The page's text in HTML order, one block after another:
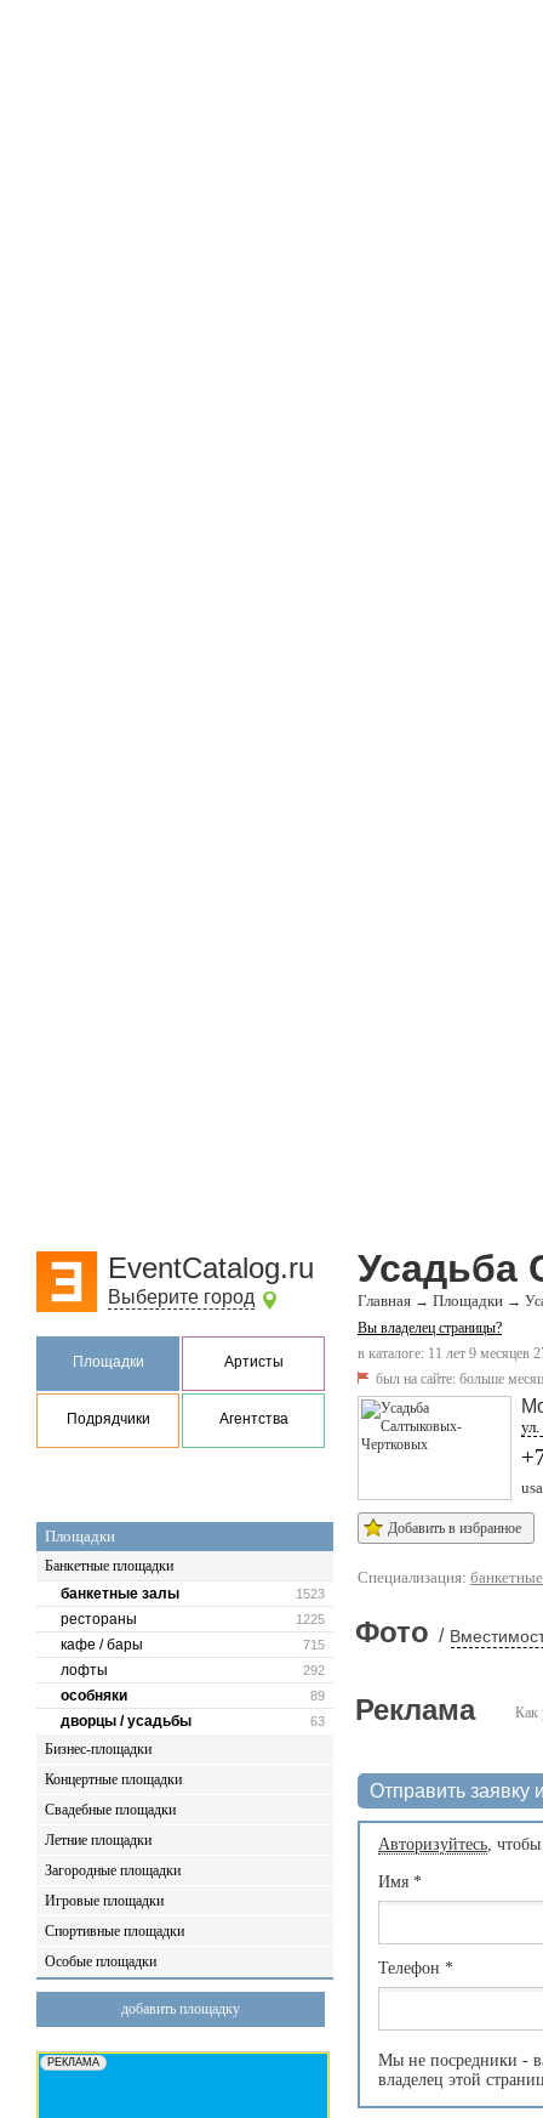
EventCatalog.ru
Выберите город
Площадки Артисты
Подрядчики Агентства
Площадки
Банкетные площадки
1523
банкетные залы
1225
рестораны
715
кафе / бары
292
лофты
89
особняки
63
дворцы / усадьбы
Бизнес-площадки
Концертные площадки
Свадебные площадки
Летние площадки
Загородные площадки
Игровые площадки
Спортивные площадки
Особые площадки
добавить площадку
Усадьба
Главная → Площадки →
Вы владелец страницы?
в каталоге: 11 лет 9 месяцев
был на сайте: больше
Добавить в избранное
Специализация:
Фото /
Как
Реклама
Отправить заявку
Авторизуйтесь,
Имя *
Телефон *
Мы не посредники -
владелец этой